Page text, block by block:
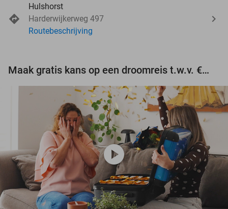
Hulshorst
Harderwijkerweg 497
Routebeschrijving
Maak gratis kans op een droomreis t.w.v. €3.000!
play_circle